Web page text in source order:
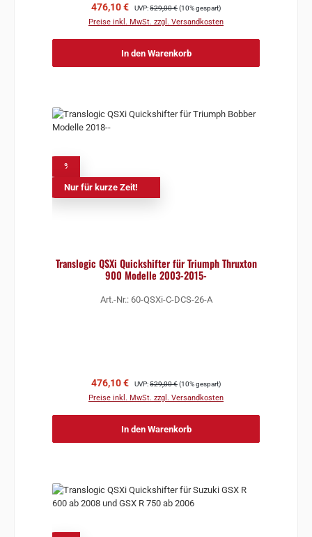
Verkaufspreis:
476,10 € Regulärer Preis:
UVP:529,00 €(10% gespart)
Preise inkl. MwSt. zzgl. Versandkosten
In den Warenkorb
Nur für kurze Zeit!
Translogic QSXi Quickshifter für Triumph Thruxton
900 Modelle 2003-2015-
Art.-Nr.: 60-QSXi-C-DCS-26-A
Verkaufspreis:
476,10 € Regulärer Preis:
UVP:529,00 €(10% gespart)
Preise inkl. MwSt. zzgl. Versandkosten
In den Warenkorb